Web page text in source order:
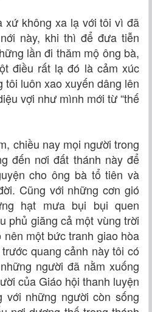
xứ không xa lạ với tôi vì đã
này, khi thì để đưa tiễn
lần đi thăm mộ ông bà,
điều rất lạ đó là cảm xúc
tôi luôn xao xuyến dâng lên
vợi như mình mới từ “thế
chiều nay mọi người trong
đến nơi đất thánh này để
cho ông bà tổ tiên và
Cũng với những cơn gió
hạt mưa bụi bụi quen
phủ giăng cả một vùng trời
một bức tranh giao hòa
quang cảnh này tôi có
người đã nằm xuống
của Giáo hội thanh luyện
với những người còn sống